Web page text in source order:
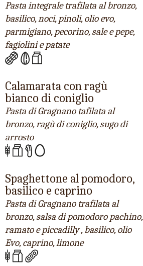
Pasta integrale trafilata al bronzo,
basilico, noci, pinoli, olio evo,
parmigiano, pecorino, sale e pepe,
fagiolini e patate
Calamarata con ragù
bianco di coniglio
Pasta di Gragnano tafilata al
bronzo, ragù di coniglio, sugo di
arrosto
Spaghettone al pomodoro,
basilico e caprino
Pasta di Gragnano trafilata al
bronzo, salsa di pomodoro pachino,
ramato e piccadilly , basilico, olio
Evo, caprino, limone